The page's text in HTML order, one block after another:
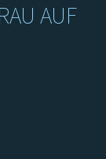
AUF